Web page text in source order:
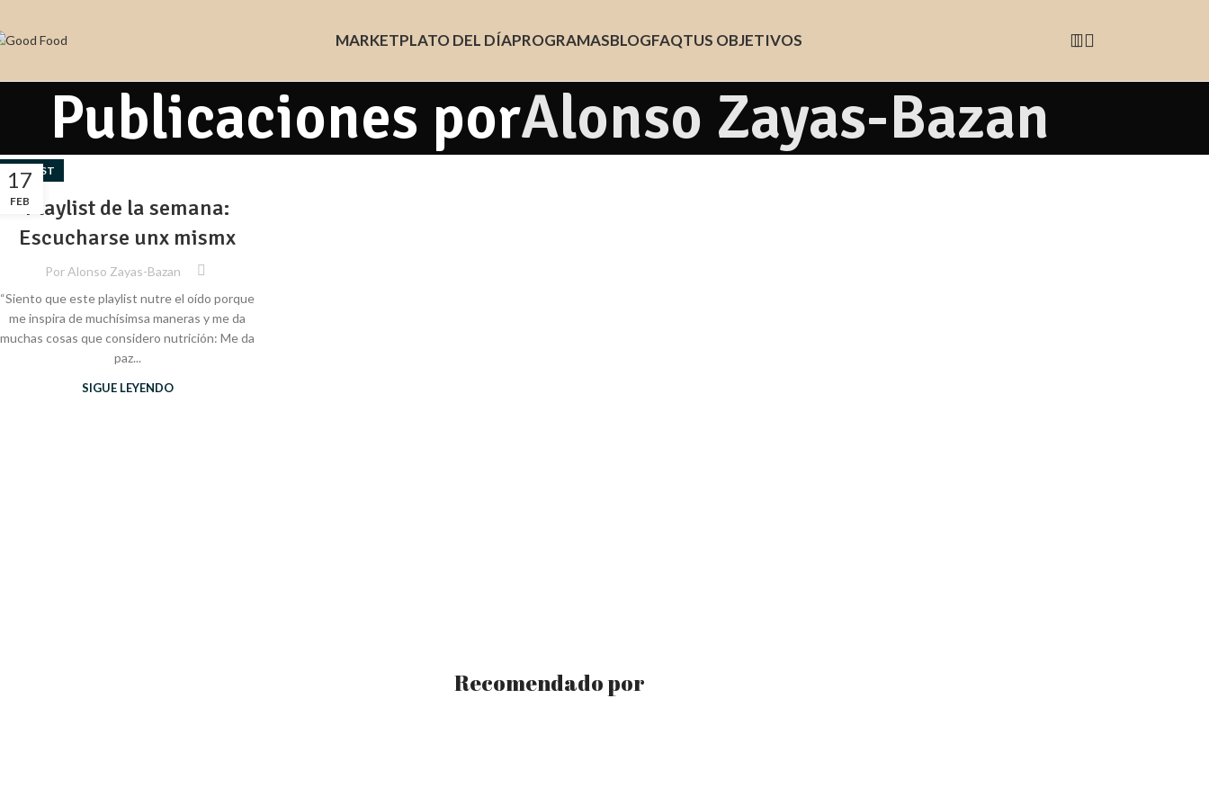
MARKETPLATO DEL DÍAPROGRAMASBLOGFAQTUS OBJETIVOS
Publicaciones porAlonso Zayas-Bazan
17
FEB
PLAYLIST
Playlist de la semana:
Escucharse unx mismx
Por Alonso Zayas-Bazan
“Siento que este playlist nutre el oído porque
me inspira de muchísimsa maneras y me da
muchas cosas que considero nutrición: Me da
paz...
SIGUE LEYENDO
Recomendado por